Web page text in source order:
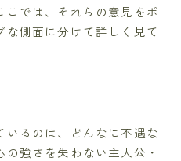
では、それらの意見をポ
な側面に分けて詳しく見て
いるのは、どんなに不遇な
強さを失わない主人公・